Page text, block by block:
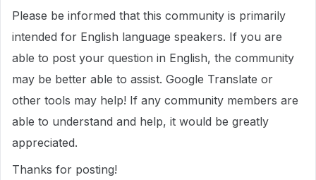
Please be informed that this community is primarily
intended for English language speakers. If you are
able to post your question in English, the community
may be better able to assist. Google Translate or
other tools may help! If any community members are
able to understand and help, it would be greatly
appreciated.
Thanks for posting!